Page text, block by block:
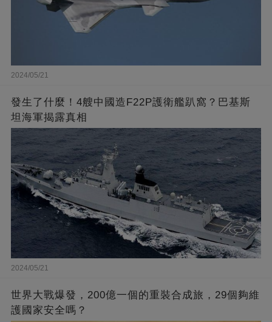
2024/05/21
發生了什麼！4艘中國造F22P護衛艦趴窩？巴基斯
坦海軍揭露真相
2024/05/21
世界大戰爆發，200億一個的重裝合成旅，29個夠維
護國家安全嗎？